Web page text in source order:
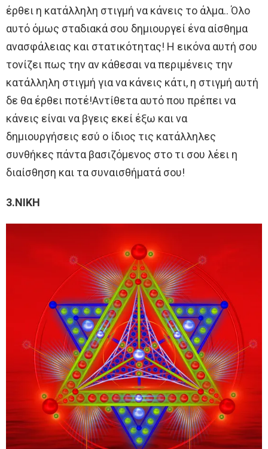
έρθει η κατάλληλη στιγμή να κάνεις το άλμα.. Όλο
αυτό όμως σταδιακά σου δημιουργεί ένα αίσθημα
ανασφάλειας και στατικότητας! Η εικόνα αυτή σου
τονίζει πως την αν κάθεσαι να περιμένεις την
κατάλληλη στιγμή για να κάνεις κάτι, η στιγμή αυτή
δε θα έρθει ποτέ!Αντίθετα αυτό που πρέπει να
κάνεις είναι να βγεις εκεί έξω και να
δημιουργήσεις εσύ ο ίδιος τις κατάλληλες
συνθήκες πάντα βασιζόμενος στο τι σου λέει η
διαίσθηση και τα συναισθήματά σου!
3.ΝΙΚΗ